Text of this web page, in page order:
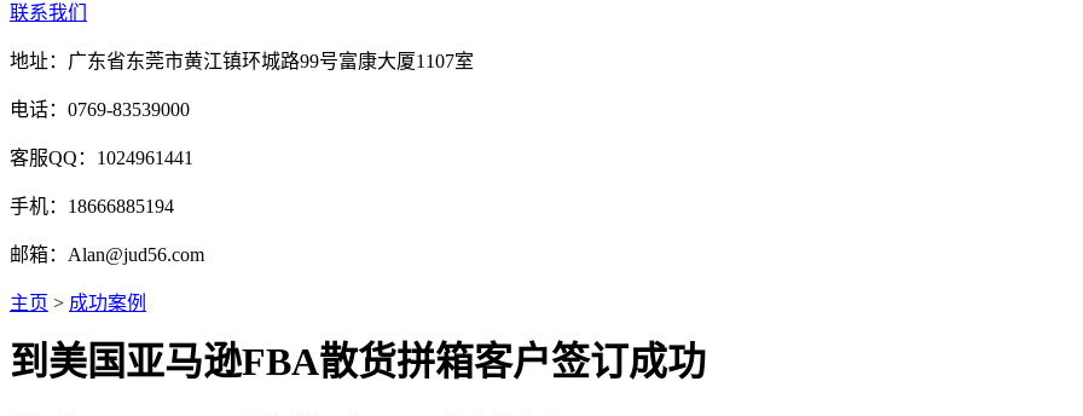
联系我们
地址：广东省东莞市黄江镇环城路99号富康大厦1107室
电话：0769-83539000
客服QQ：1024961441
手机：18666885194
邮箱：Alan@jud56.com
主页 > 成功案例
到美国亚马逊FBA散货拼箱客户签订成功